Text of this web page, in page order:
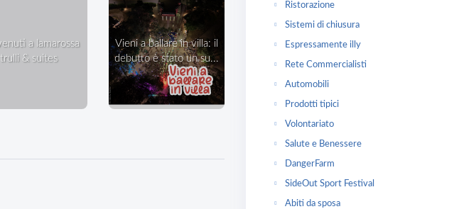
trulli & suites
vieni a ballare in villa: il
debutto è stato un su...
Ristorazione
Sistemi di chiusura
Espressamente illy
Rete Commercialisti
Automobili
Prodotti tipici
Volontariato
Salute e Benessere
DangerFarm
SideOut Sport Festival
Abiti da sposa